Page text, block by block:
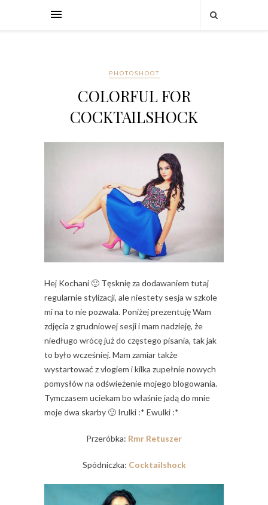
PHOTOSHOOT
COLORFUL FOR
COCKTAILSHOCK
Hej Kochani 🙂 Tęsknię za dodawaniem tutaj
regularnie stylizacji, ale niestety sesja w szkole
mi na to nie pozwala. Poniżej prezentuję Wam
zdjęcia z grudniowej sesji i mam nadzieję, że
niedługo wrócę już do częstego pisania, tak jak
to było wcześniej. Mam zamiar także
wystartować z vlogiem i kilka zupełnie nowych
pomysłów na odświeżenie mojego blogowania.
Tymczasem uciekam bo właśnie jadą do mnie
moje dwa skarby 🙂 Irulki :* Ewulki :*
Przeróbka: Rmr Retuszer
Spódniczka: Cocktailshock